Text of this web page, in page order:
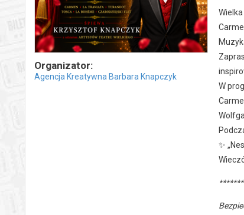
Organizator:
Agencja Kreatywna Barbara Knapczyk
W
✨
*******